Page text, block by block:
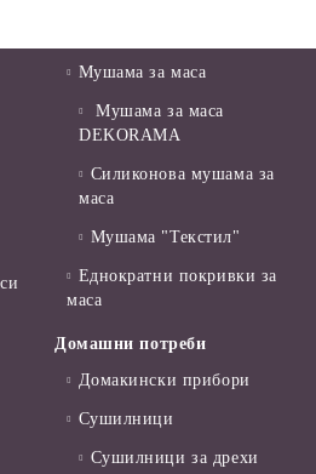
Мушама за маса
Мушама за маса
DEKORAMA
Силиконова мушама за
маса
Мушама "Текстил"
Еднократни покривки за
маса
Домашни потреби
Домакински прибори
Сушилници
Сушилници за дрехи